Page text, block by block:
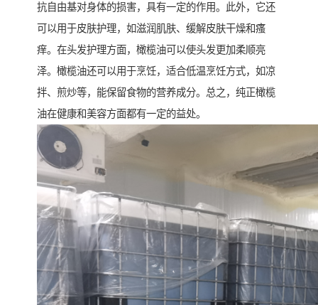
抗自由基对身体的损害，具有一定的作用。此外，它还
可以用于皮肤护理，如滋润肌肤、缓解皮肤干燥和瘙
痒。在头发护理方面，橄榄油可以使头发更加柔顺亮
泽。橄榄油还可以用于烹饪，适合低温烹饪方式，如凉
拌、煎炒等，能保留食物的营养成分。总之，纯正橄榄
油在健康和美容方面都有一定的益处。